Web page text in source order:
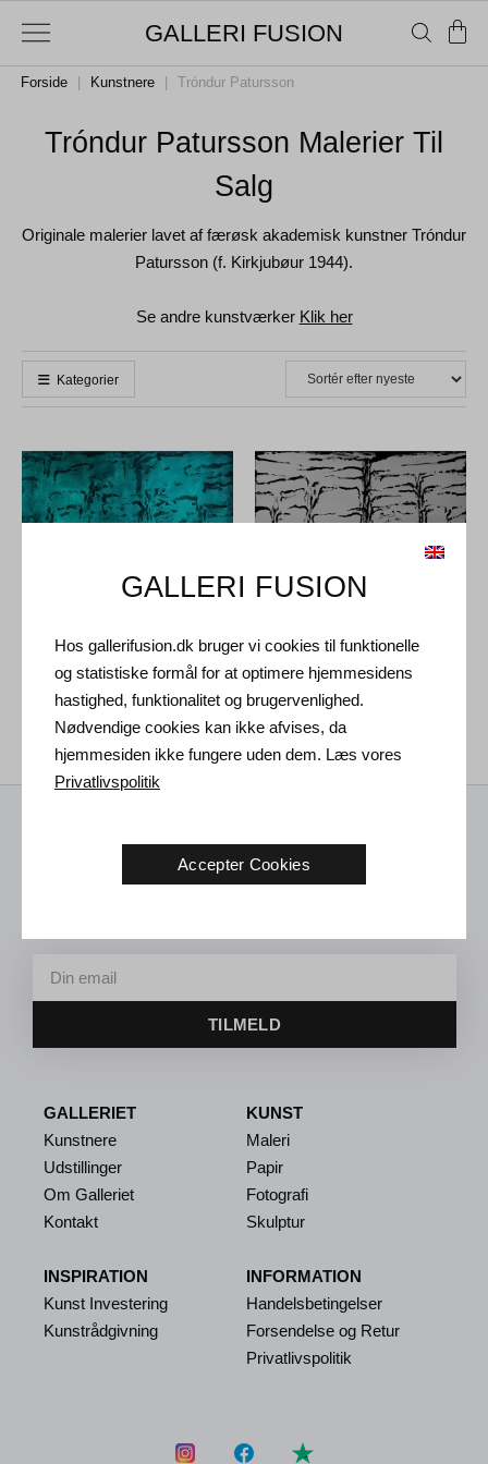
GALLERI FUSION
Forside Kunstnere Tróndur Patursson
Tróndur Patursson Malerier Til
Salg
Originale malerier lavet af færøsk akademisk kunstner Tróndur
Patursson (f. Kirkjubøur 1944).
Se andre kunstværker Klik her
Kategorier
Tróndur Patursson. Uden titel,
2021.
100 x 120 cm
Tróndur Patursson. Uden titel,
100 x 120 cm
Modtag nyheder fra os
Kunst nyheder, nye udstillinger og invitation til fremtidige
TILMELD
GALLERIET
Kunstnere
Udstillinger
Om Galleriet
Kontakt
INSPIRATION
Kunst Investering
Kunstrådgivning
KUNST
Maleri
Papir
Fotografi
Skulptur
INFORMATION
Handelsbetingelser
Forsendelse og Retur
Privatlivspolitik
GALLERI FUSION
Hos gallerifusion.dk bruger vi cookies til funktionelle
og statistiske formål for at optimere hjemmesidens
hastighed, funktionalitet og brugervenlighed.
Nødvendige cookies kan ikke afvises, da
hjemmesiden ikke fungere uden dem. Læs vores
Privatlivspolitik
Accepter Cookies